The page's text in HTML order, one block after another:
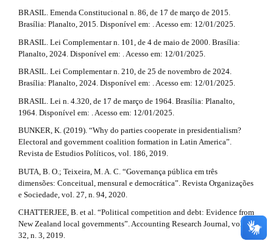
BRASIL. Emenda Constitucional n. 86, de 17 de março de 2015.
Brasília: Planalto, 2015. Disponível em: . Acesso em: 12/01/2025.
BRASIL. Lei Complementar n. 101, de 4 de maio de 2000. Brasília:
Planalto, 2024. Disponível em: . Acesso em: 12/01/2025.
BRASIL. Lei Complementar n. 210, de 25 de novembro de 2024.
Brasília: Planalto, 2024. Disponível em: . Acesso em: 12/01/2025.
BRASIL. Lei n. 4.320, de 17 de março de 1964. Brasília: Planalto,
1964. Disponível em: . Acesso em: 12/01/2025.
BUNKER, K. (2019). “Why do parties cooperate in presidentialism?
Electoral and government coalition formation in Latin America”.
Revista de Estudios Políticos, vol. 186, 2019.
BUTA, B. O.; Teixeira, M. A. C. “Governança pública em três
dimensões: Conceitual, mensural e democrática”. Revista Organizações
e Sociedade, vol. 27, n. 94, 2020.
CHATTERJEE, B. et al. “Political competition and debt: Evidence from
New Zealand local governments”. Accounting Research Journal, vol.
32, n. 3, 2019.